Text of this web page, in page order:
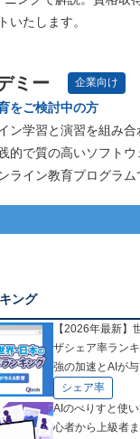
いたします。
ミー 企業向け
をご検討中の方
ン学習と演習を組み合
的で質の高いソフトウ
ライン教育プログラム
ング
【2026年最新】
ザシェア率ラン
強の加速とAIが
シェア率
AIのべりすと使
心者から上級者